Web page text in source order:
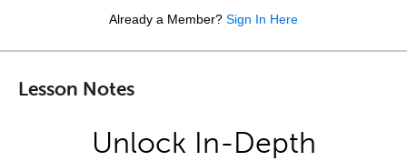
Already a Member? Sign In Here
Lesson Notes
Unlock In-Depth